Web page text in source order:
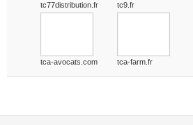
tc77distribution.fr tc9.fr
tca-avocats.com tca-farm.fr